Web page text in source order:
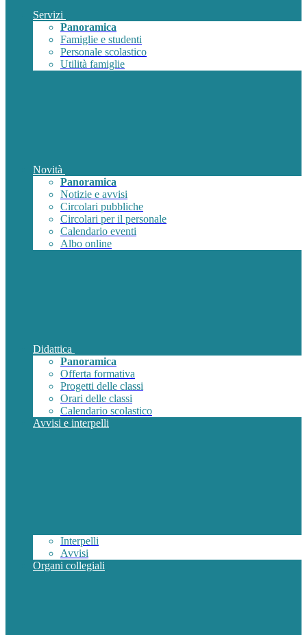
Servizi
Panoramica
Famiglie e studenti
Personale scolastico
Utilità famiglie
Novità
Panoramica
Notizie e avvisi
Circolari pubbliche
Circolari per il personale
Calendario eventi
Albo online
Didattica
Panoramica
Offerta formativa
Progetti delle classi
Orari delle classi
Calendario scolastico
Avvisi e interpelli
Interpelli
Avvisi
Organi collegiali